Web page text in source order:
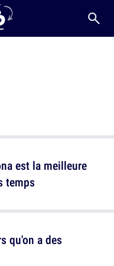
est la meilleure
temps
qu'on a des